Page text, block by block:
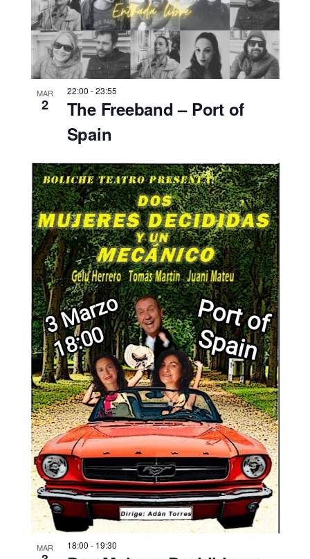
MAR
2
22:00 -23:55
The Freeband – Port of
Spain
MAR 18:00 - 19:30